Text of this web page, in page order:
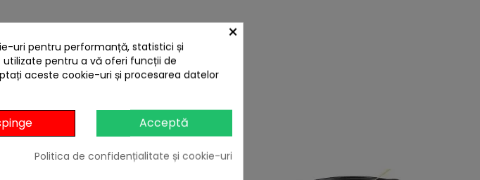
×
uri pentru performanță, statistici și
pentru a vă oferi funcții de
aceste cookie-uri și procesarea datelor
Acceptă
Politica de confidențialitate și cookie-uri